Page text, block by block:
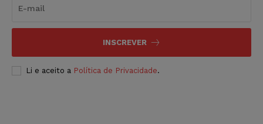
INSCREVER
Li e aceito a Política de Privacidade.